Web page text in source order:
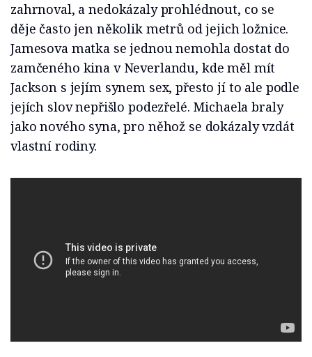
zahrnoval, a nedokázaly prohlédnout, co se
děje často jen několik metrů od jejich ložnice.
Jamesova matka se jednou nemohla dostat do
zamčeného kina v Neverlandu, kde měl mít
Jackson s jejím synem sex, přesto jí to ale podle
jejích slov nepřišlo podezřelé. Michaela braly
jako nového syna, pro něhož se dokázaly vzdát
vlastní rodiny.